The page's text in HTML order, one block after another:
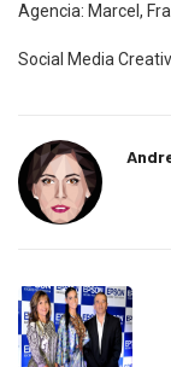
Agencia: Marcel,
Social Media